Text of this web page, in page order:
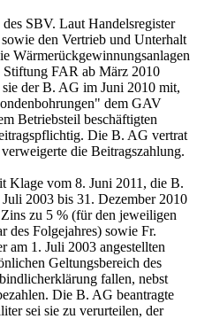
SBV. Laut Handelsregister
den Vertrieb und Unterhalt
Wärmerückgewinnungsanlagen
Stiftung FAR ab März 2010
der B. AG im Juni 2010 mit,
dem GAV
Betriebsteil beschäftigten
Die B. AG vertrat
die Beitragszahlung.
Klage vom 8. Juni 2011, die B.
2003 bis 31. Dezember 2010
zu 5 % (für den jeweiligen
des Folgejahres) sowie Fr.
am 1. Juli 2003 angestellten
Geltungsbereich des
fallen, nebst
Die B. AG beantragte
sei sie zu verurteilen, der